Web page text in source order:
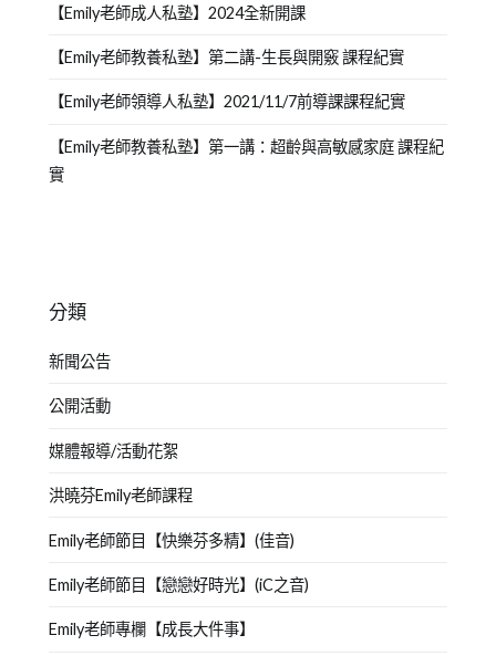
【Emily老師成人私塾】2024全新開課
【Emily老師教養私塾】第二講-生長與開竅 課程紀實
【Emily老師領導人私塾】2021/11/7前導課課程紀實
【Emily老師教養私塾】第一講：超齡與高敏感家庭 課程紀
實
分類
新聞公告
公開活動
媒體報導/活動花絮
洪曉芬Emily老師課程
Emily老師節目【快樂芬多精】(佳音)
Emily老師節目【戀戀好時光】(iC之音)
Emily老師專欄【成長大件事】